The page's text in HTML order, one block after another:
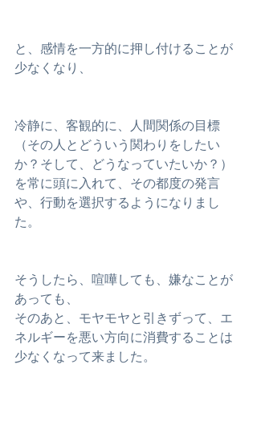
と、感情を一方的に押し付けることが
少なくなり、
冷静に、客観的に、人間関係の目標
（その人とどういう関わりをしたい
か？そして、どうなっていたいか？）
を常に頭に入れて、その都度の発言
や、行動を選択するようになりまし
た。
そうしたら、喧嘩しても、嫌なことが
あっても、
そのあと、モヤモヤと引きずって、エ
ネルギーを悪い方向に消費することは
少なくなって来ました。